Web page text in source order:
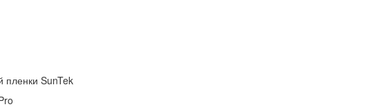
пленки SunTek